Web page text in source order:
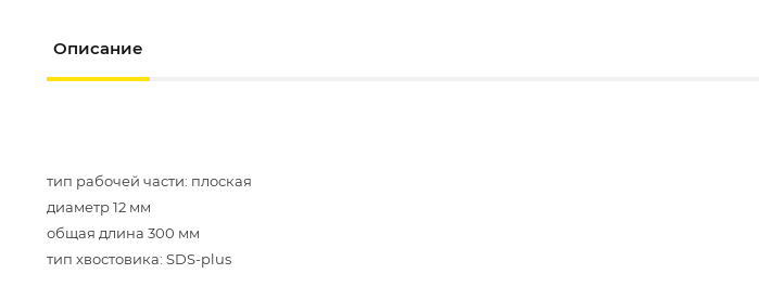
Описание
тип рабочей части: плоская
диаметр 12 мм
общая длина 300 мм